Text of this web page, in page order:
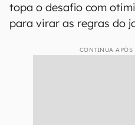
topa o desafio com
para virar as regras do
CONTINUA